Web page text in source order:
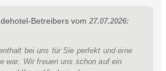
in den Freibereichen wie Balkon oder
WOW Suite
Betreibers vom 27.07.2026:
bei uns für Sie perfekt und eine
war. Wir freuen uns schon auf ein